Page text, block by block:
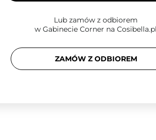
Lub zamów z odbiorem
w Gabinecie Corner na Cosibella.pl
ZAMÓW Z ODBIOREM